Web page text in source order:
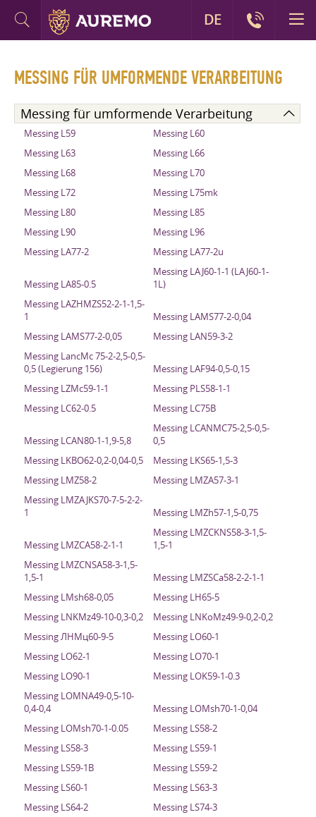
MESSING FÜR UMFORMENDE VERARBEITUNG
Messing für umformende Verarbeitung
Messing L59
Messing L60
Messing L63
Messing L66
Messing L68
Messing L70
Messing L72
Messing L75mk
Messing L80
Messing L85
Messing L90
Messing L96
Messing LA77-2
Messing LA77-2u
Messing LA85-0.5
Messing LAJ60-1-1 (LAJ60-1-
1L)
Messing LAZHMZS52-2-1-1,5-
1
Messing LAMS77-2-0,04
Messing LAMS77-2-0,05
Messing LAN59-3-2
Messing LancMc 75-2-2,5-0,5-
0,5 (Legierung 156)
Messing LAF94-0,5-0,15
Messing LZMc59-1-1
Messing PLS58-1-1
Messing LC62-0.5
Messing LC75B
Messing LCAN80-1-1,9-5,8
Messing LCANMC75-2,5-0,5-
0,5
Messing LKBO62-0,2-0,04-0,5
Messing LKS65-1,5-3
Messing LMZ58-2
Messing LMZA57-3-1
Messing LMZAJKS70-7-5-2-2-
1
Messing LMZh57-1,5-0,75
Messing LMZCA58-2-1-1
Messing LMZCKNS58-3-1,5-
1,5-1
Messing LMZCNSA58-3-1,5-
1,5-1
Messing LMZSCa58-2-2-1-1
Messing LMsh68-0,05
Messing LH65-5
Messing LNKMz49-10-0,3-0,2
Messing LNKoMz49-9-0,2-0,2
Messing ЛНМц60-9-5
Messing LO60-1
Messing LO62-1
Messing LO70-1
Messing LO90-1
Messing LOK59-1-0.3
Messing LOMNA49-0,5-10-
0,4-0,4
Messing LOMsh70-1-0,04
Messing LOMsh70-1-0.05
Messing LS58-2
Messing LS58-3
Messing LS59-1
Messing LS59-1B
Messing LS59-2
Messing LS60-1
Messing LS63-3
Messing LS64-2
Messing LS74-3
DE